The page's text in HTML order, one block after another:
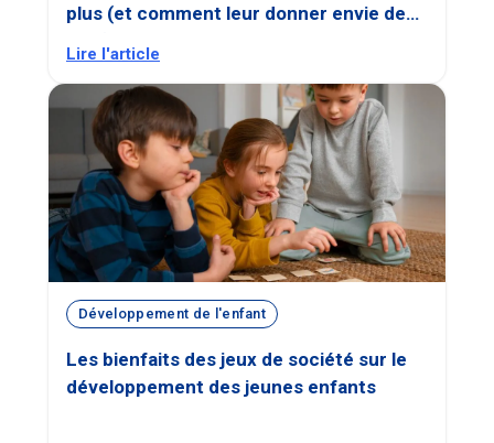
plus (et comment leur donner envie de
Lire l'article
Développement de l'enfant
Les bienfaits des jeux de société sur le
développement des jeunes enfants